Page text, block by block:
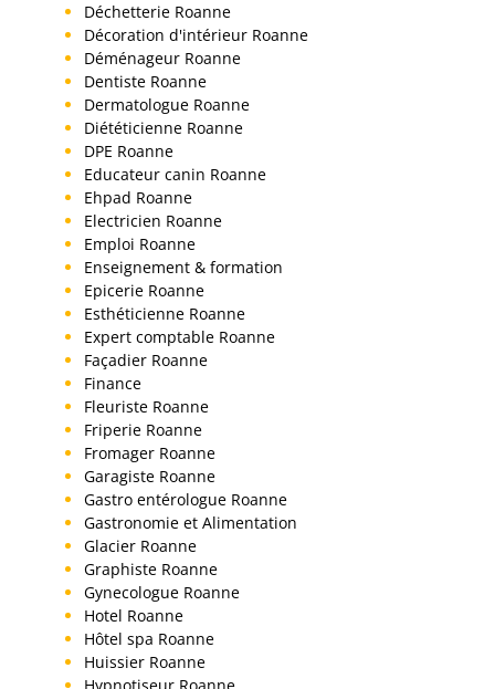
Déchetterie Roanne
Décoration d'intérieur Roanne
Déménageur Roanne
Dentiste Roanne
Dermatologue Roanne
Diététicienne Roanne
DPE Roanne
Educateur canin Roanne
Ehpad Roanne
Electricien Roanne
Emploi Roanne
Enseignement & formation
Epicerie Roanne
Esthéticienne Roanne
Expert comptable Roanne
Façadier Roanne
Finance
Fleuriste Roanne
Friperie Roanne
Fromager Roanne
Garagiste Roanne
Gastro entérologue Roanne
Gastronomie et Alimentation
Glacier Roanne
Graphiste Roanne
Gynecologue Roanne
Hotel Roanne
Hôtel spa Roanne
Huissier Roanne